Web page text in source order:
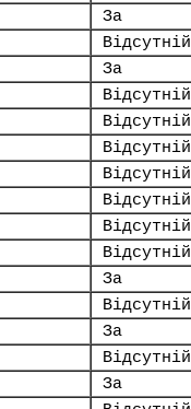
За
Відсутній
За
Відсутній
Відсутній
Відсутній
Відсутній
Відсутній
Відсутній
Відсутній
За
Відсутній
За
Відсутній
За